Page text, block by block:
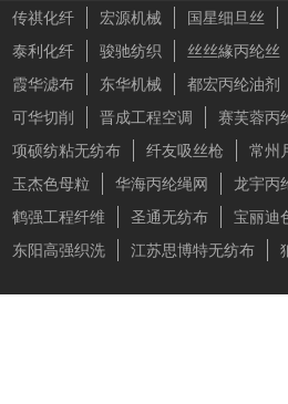
传祺化纤
宏源机械 国星细旦丝
泰利化纤
骏驰纺织 丝丝緣丙纶丝
霞华滤布
东华机械 都宏丙纶油剂
可华切削
晋成工程空调 赛芙蓉丙
项硕纺粘无纺布
纤友吸丝枪 常州
玉杰色母粒
华海丙纶绳网 龙宇丙
鹤强工程纤维
圣通无纺布 宝丽迪
东阳高强织洗
江苏思博特无纺布